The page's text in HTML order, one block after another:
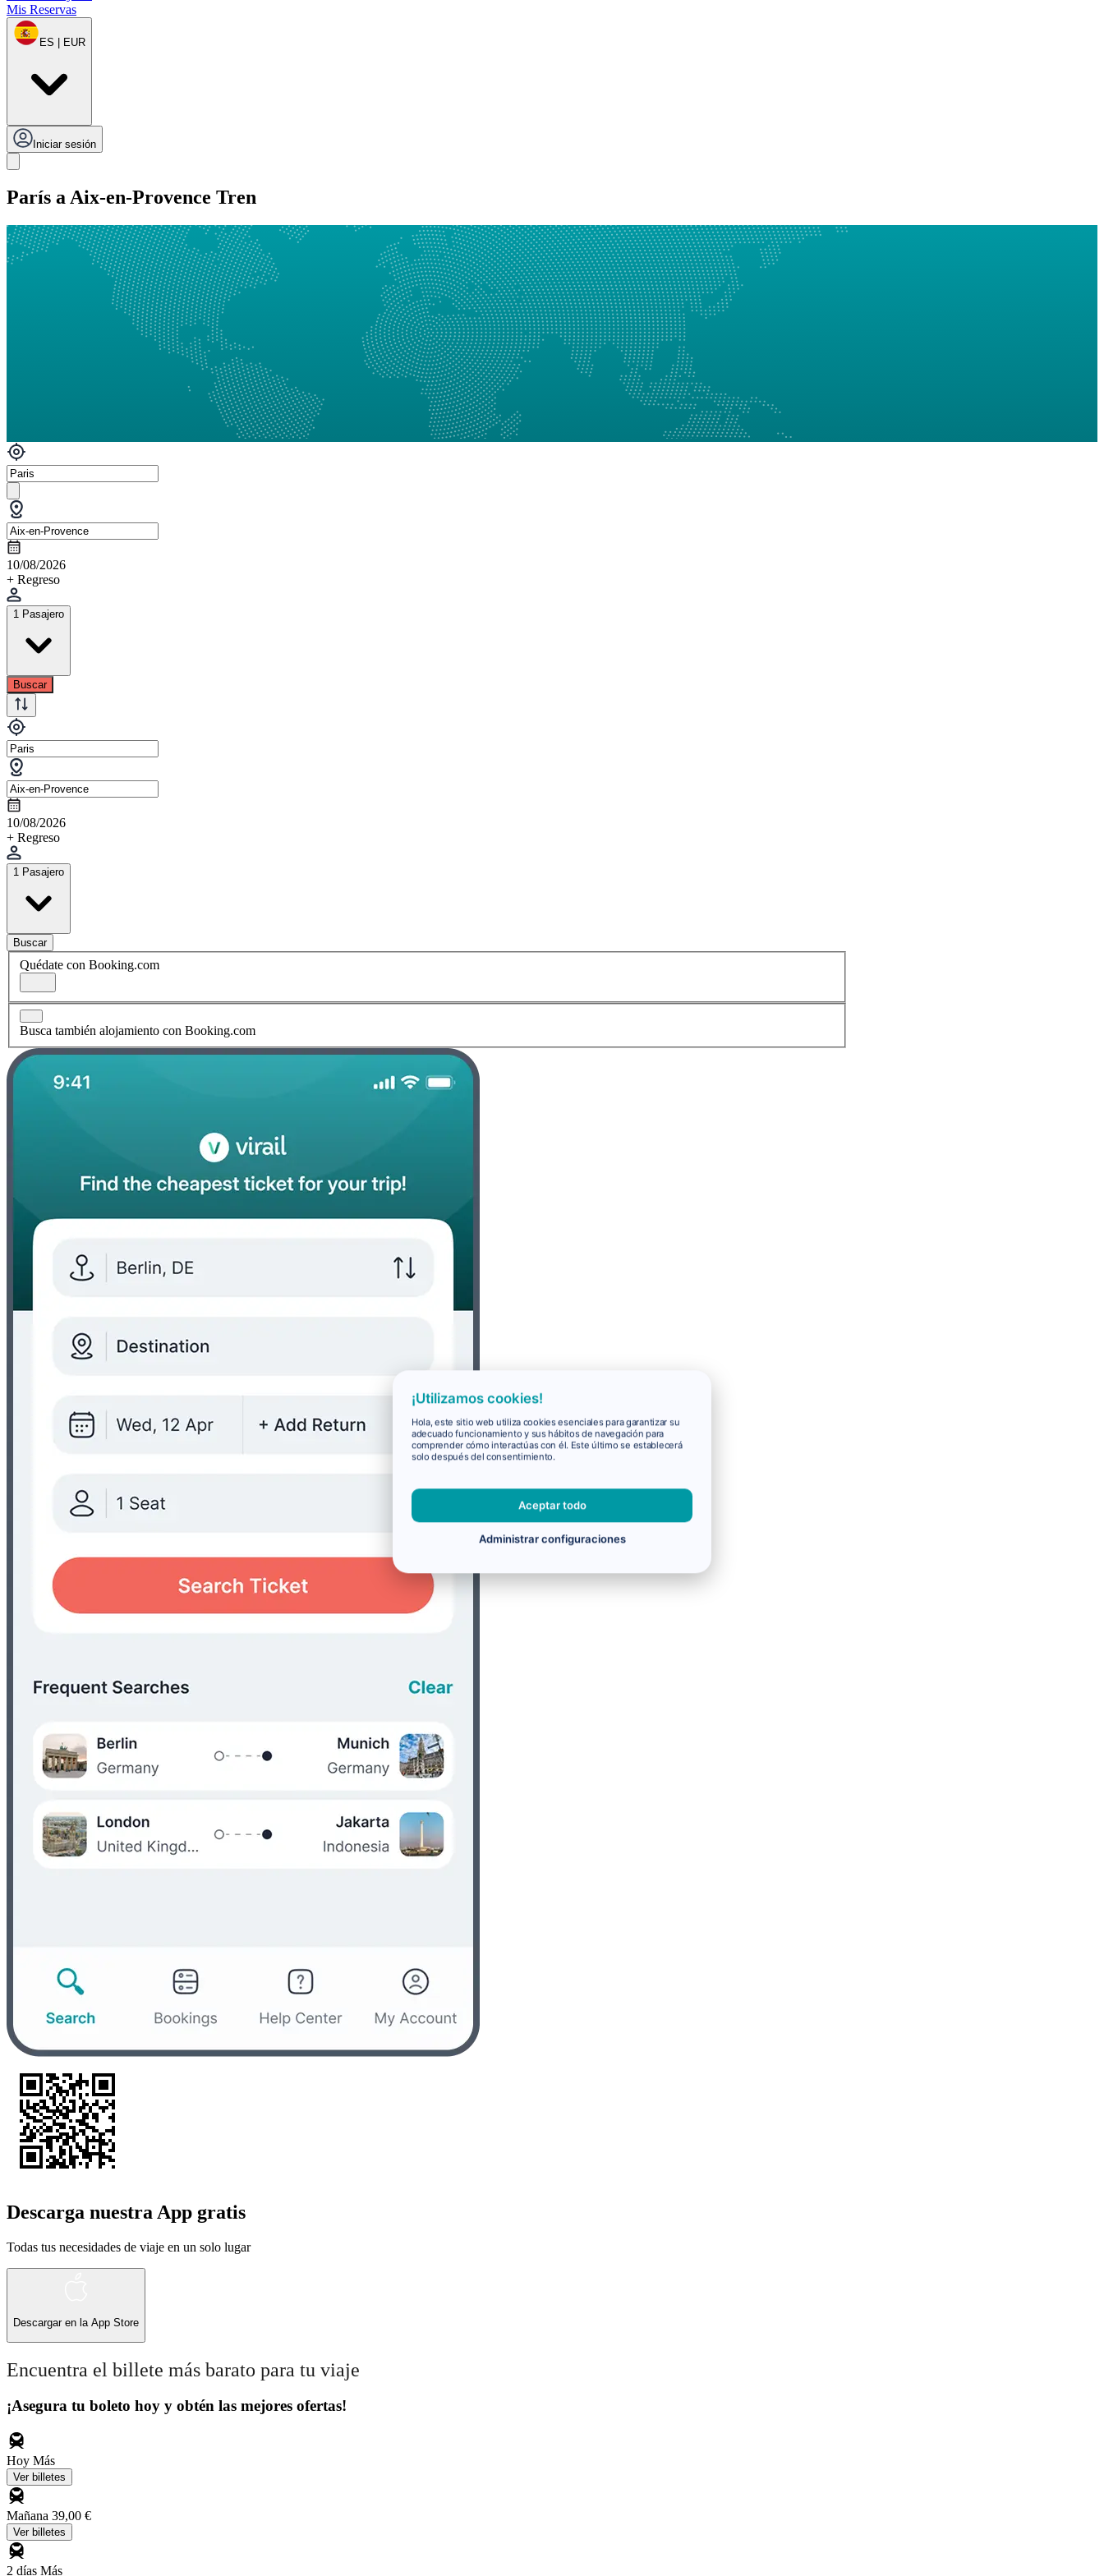
Mis Reservas
ES | EUR
Iniciar sesión
París a Aix-en-Provence Tren
10/08/2026
+ Regreso
1 Pasajero
Buscar
10/08/2026
+ Regreso
1 Pasajero
Buscar
Quédate con Booking.com
Busca también alojamiento con Booking.com
Descarga nuestra App gratis
Todas tus necesidades de viaje en un solo lugar
Descargar en la App Store
Encuentra el billete más barato para tu viaje
¡Asegura tu boleto hoy y obtén las mejores ofertas!
Hoy Más
Ver billetes
Mañana 39,00 €
Ver billetes
2 días Más
¡Utilizamos cookies!
Hola, este sitio web utiliza cookies esenciales para garantizar su
adecuado funcionamiento y sus hábitos de navegación para
comprender cómo interactúas con él. Este último se establecerá
solo después del consentimiento.
Aceptar todo
Administrar configuraciones